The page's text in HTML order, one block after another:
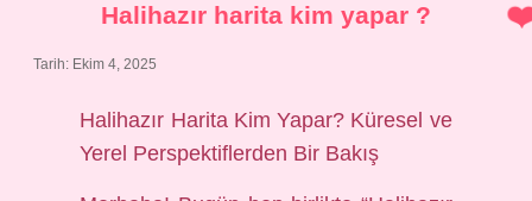
Halihazır harita kim yapar ?
Tarih: Ekim 4, 2025
Halihazır Harita Kim Yapar? Küresel ve
Yerel Perspektiflerden Bir Bakış